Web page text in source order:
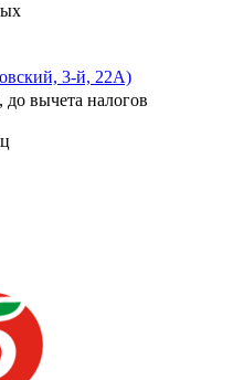
3-й, 22А)
до вычета налогов